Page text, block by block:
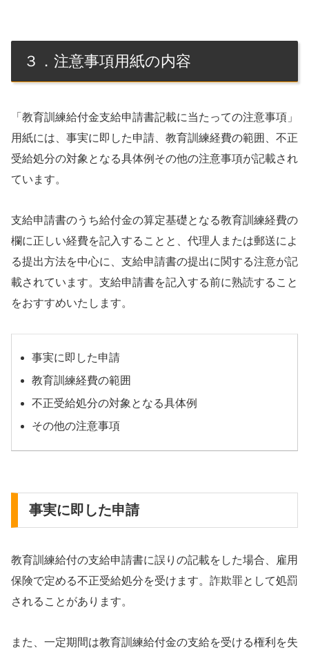
３．注意事項用紙の内容
「教育訓練給付金支給申請書記載に当たっての注意事項」
用紙には、事実に即した申請、教育訓練経費の範囲、不正
受給処分の対象となる具体例その他の注意事項が記載され
ています。
支給申請書のうち給付金の算定基礎となる教育訓練経費の
欄に正しい経費を記入することと、代理人または郵送によ
る提出方法を中心に、支給申請書の提出に関する注意が記
載されています。支給申請書を記入する前に熟読すること
をおすすめいたします。
事実に即した申請
教育訓練経費の範囲
不正受給処分の対象となる具体例
その他の注意事項
事実に即した申請
教育訓練給付の支給申請書に誤りの記載をした場合、雇用
保険で定める不正受給処分を受けます。詐欺罪として処罰
されることがあります。
また、一定期間は教育訓練給付金の支給を受ける権利を失